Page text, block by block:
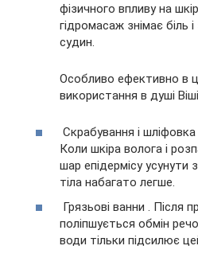
фізичного впливу на
гідромасаж знімає біль
судин.
Особливо ефективно в
використання в душі
Скрабування і шліфовка
Коли шкіра волога і
шар епідермісу
тіла набагато легше.
Грязьові ванни . Після
поліпшується обмін
води тільки підсилює